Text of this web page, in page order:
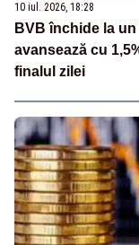
10 iul. 2026, 18:28
BVB închide la
avansează cu
finalul zilei